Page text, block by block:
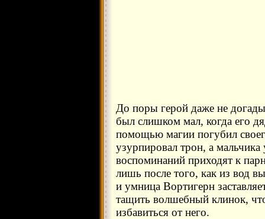
До поры герой даже не
был слишком мал, когда его
помощью магии погубил
узурпировал трон, а
воспоминаний приходят к
лишь после того, как из вод
и умница Вортигерн
тащить волшебный клинок,
избавиться от него.